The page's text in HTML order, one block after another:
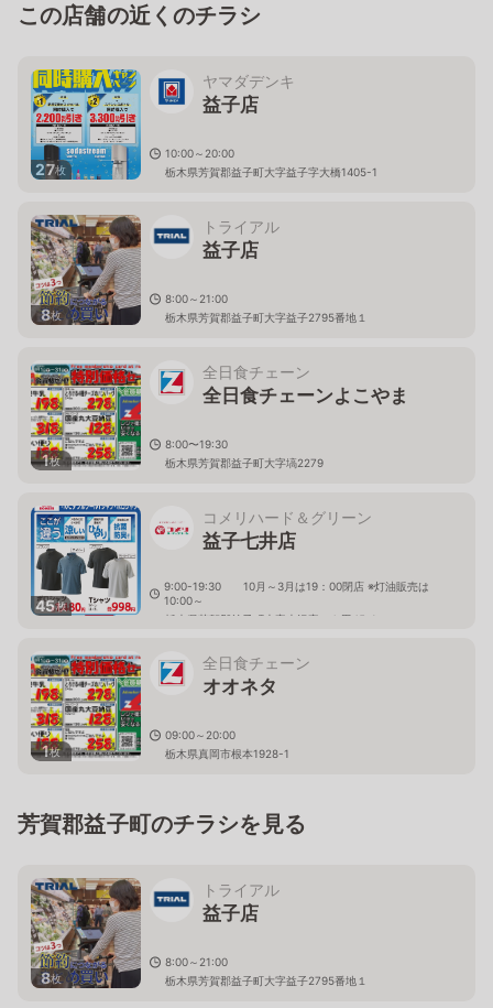
この店舗の近くのチラシ
27枚
ヤマダデンキ
益子店
10:00～20:00
栃木県芳賀郡益子町大字益子字大橋1405-1
8枚
トライアル
益子店
8:00～21:00
栃木県芳賀郡益子町大字益子2795番地１
1枚
全日食チェーン
全日食チェーンよこやま
8:00〜19:30
栃木県芳賀郡益子町大字塙2279
45枚
コメリハード＆グリーン
益子七井店
9:00-19:30 10月～3月は19：00閉店 ※灯油販売は
10:00～
栃木県芳賀郡益子町大字大沢字かも田45-1
1枚
全日食チェーン
オオネタ
09:00～20:00
栃木県真岡市根本1928-1
芳賀郡益子町のチラシを見る
8枚
トライアル
益子店
8:00～21:00
栃木県芳賀郡益子町大字益子2795番地１